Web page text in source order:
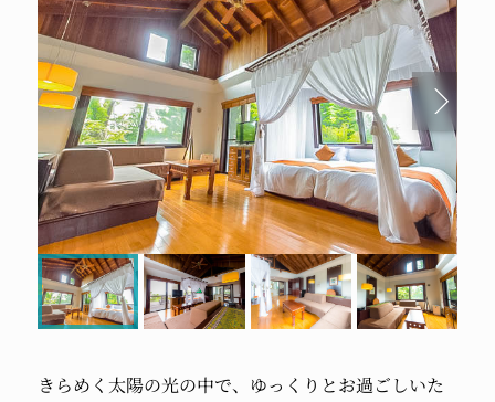
きらめく太陽の光の中で、ゆっくりとお過ごしいた